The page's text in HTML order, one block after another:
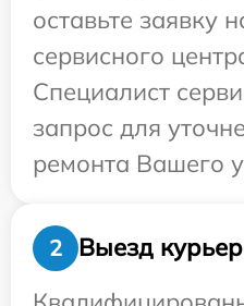
оставьте заявку
сервисного
Специалист
запрос для
ремонта Вашего
2
Выезд